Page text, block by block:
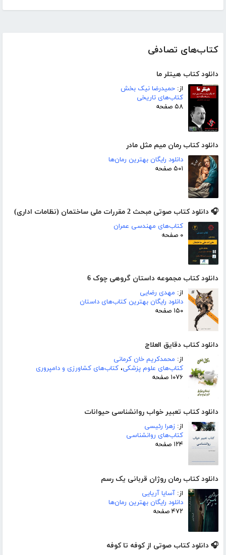
کتاب‌های تصادفی
دانلود کتاب هیتلر ما
از: حمیدرضا نیک بخش
کتاب‌های تاریخی
۵۸ صفحه
دانلود کتاب رمان میم مثل مادر
دانلود رایگان بهترین رمان‌ها
۵۰۱ صفحه
🎧 دانلود کتاب صوتی مبحث 2 مقررات ملی ساختمان (نظامات اداری)
کتاب‌های مهندسی عمران
۰ صفحه
دانلود کتاب مجموعه داستان گروهی چوک 6
از: مهدی رضایی
دانلود رایگان بهترین کتاب‌های داستان
۱۵۰ صفحه
دانلود کتاب دقایق العلاج
از: محمدکریم خان کرمانی
کتاب‌های علوم پزشکی، کتاب‌های کشاورزی و دامپروری
۱۰۷۶ صفحه
دانلود کتاب تعبیر خواب روانشناسی حیوانات
از: زهرا رئیسی
کتاب‌های روانشناسی
۱۲۴ صفحه
دانلود کتاب رمان روژان قربانی یک رسم
از: آسایا آریایی
دانلود رایگان بهترین رمان‌ها
۴۷۲ صفحه
🎧 دانلود کتاب صوتی از کوفه تا کوفه